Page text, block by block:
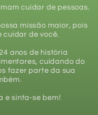
cuidar de pessoas.
missão maior, pois
cuidar de você.
anos de história
cuidando do
fazer parte da sua
e sinta-se bem!